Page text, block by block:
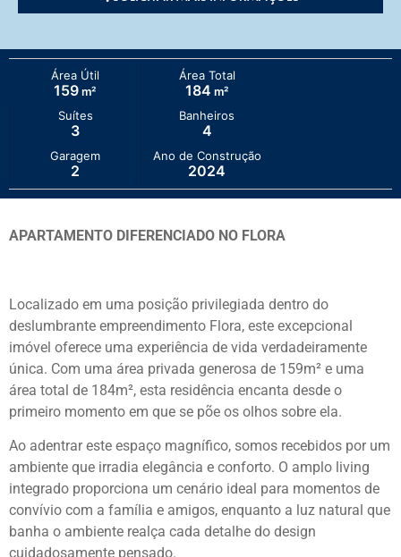
Área Útil
159 m²
Área Total
184 m²
Suítes
3
Banheiros
4
Garagem
2
Ano de Construção
2024
APARTAMENTO DIFERENCIADO NO FLORA
Localizado em uma posição privilegiada dentro do
deslumbrante empreendimento Flora, este excepcional
imóvel oferece uma experiência de vida verdadeiramente
única. Com uma área privada generosa de 159m² e uma
área total de 184m², esta residência encanta desde o
primeiro momento em que se põe os olhos sobre ela.
Ao adentrar este espaço magnífico, somos recebidos por um
ambiente que irradia elegância e conforto. O amplo living
integrado proporciona um cenário ideal para momentos de
convívio com a família e amigos, enquanto a luz natural que
banha o ambiente realça cada detalhe do design
cuidadosamente pensado.